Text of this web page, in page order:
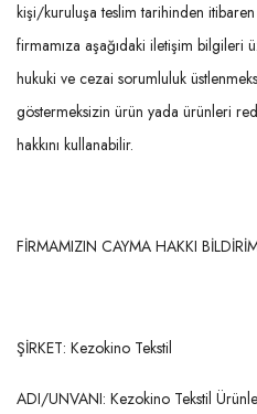
kişi/kuruluşa teslim tarihinden
firmamıza aşağıdaki iletişim bilgileri
hukuki ve cezai sorumluluk
göstermeksizin ürün yada ürünleri
hakkını kullanabilir.
FİRMAMIZIN CAYMA HAKKI
ŞİRKET: Kezokino Tekstil
ADI/UNVANI: Kezokino Tekstil